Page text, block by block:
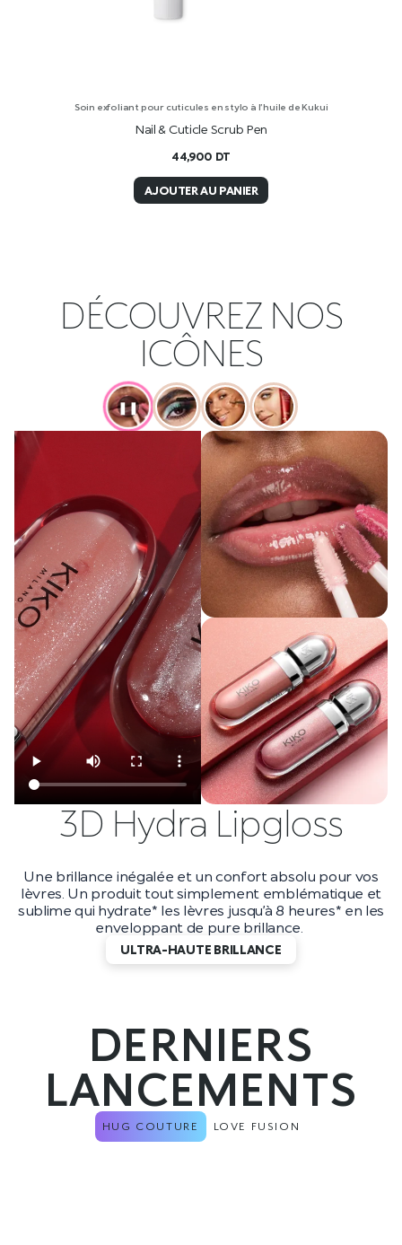
Soin exfoliant pour cuticules en stylo à l’huile de Kukui
Nail & Cuticle Scrub Pen
44,900 DT
AJOUTER AU PANIER
DÉCOUVREZ NOS
ICÔNES
❚❚
3D Hydra Lipgloss
Une brillance inégalée et un confort absolu pour vos
lèvres. Un produit tout simplement emblématique et
sublime qui hydrate* les lèvres jusqu’à 8 heures* en les
enveloppant de pure brillance.
ULTRA-HAUTE BRILLANCE
DERNIERS
LANCEMENTS
HUG COUTURE LOVE FUSION